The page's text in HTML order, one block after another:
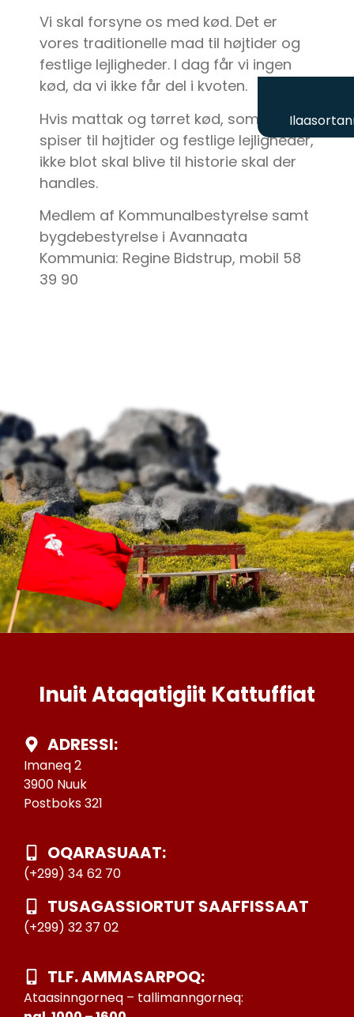
Vi skal forsyne os med kød. Det er
vores traditionelle mad til højtider og
festlige lejligheder. I dag får vi ingen
kød, da vi ikke får del i kvoten.
Hvis mattak og tørret kød, som vi
spiser til højtider og festlige lejligheder,
ikke blot skal blive til historie skal der
handles.
Medlem af Kommunalbestyrelse samt
bygdebestyrelse i Avannaata
Kommunia: Regine Bidstrup, mobil 58
39 90
Inuit Ataqatigiit Kattuffiat
ADRESSI:
Imaneq 2
3900 Nuuk
Postboks 321
OQARASUAAT:
(+299) 34 62 70
TUSAGASSIORTUT SAAFFISSAAT
(+299) 32 37 02
TLF. AMMASARPOQ:
Ataasinngorneq – tallimanngorneq: